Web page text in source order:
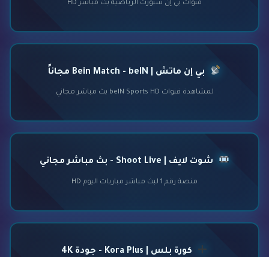
قنوات بي إن سبورت الرياضية بث مباشر HD
بي إن ماتش | Bein Match - beIN مجاناً
لمشاهدة قنوات beIN Sports HD بث مباشر مجاني
شوت لايف | Shoot Live - بث مباشر مجاني
منصة رقم 1 لبث مباشر مباريات اليوم HD
كورة بلس | Kora Plus - جودة 4K